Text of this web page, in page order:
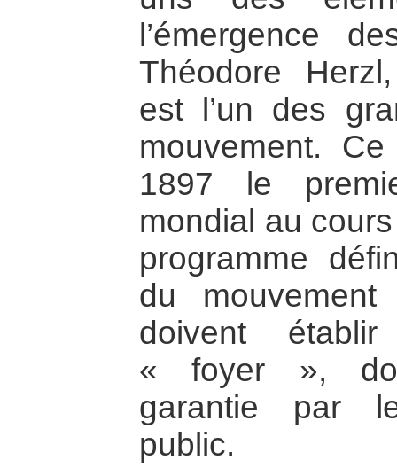
l’émergence
Théodore
est l’un des
mouvement.
1897 le
mondial au
programme
du
doivent
« foyer »,
garantie par
public.